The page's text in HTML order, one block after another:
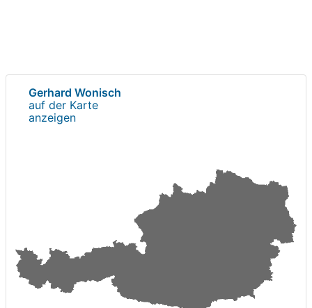
Gerhard Wonisch
auf der Karte
anzeigen